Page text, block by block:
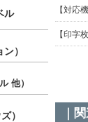
【対応
【印字
｜
ル
）
他）
）